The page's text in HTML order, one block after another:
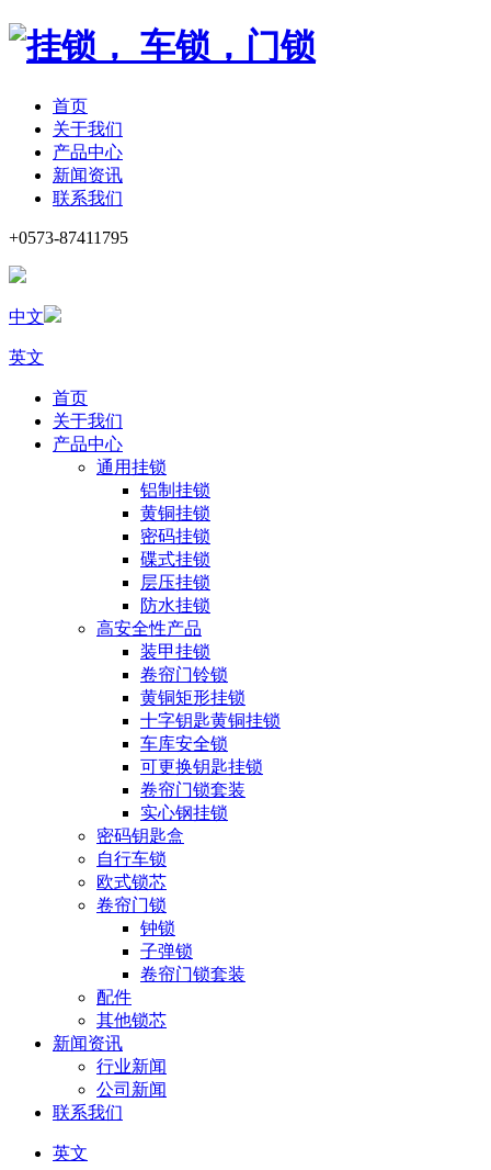
首页
关于我们
产品中心
新闻资讯
联系我们
+0573-87411795
中文
英文
首页
关于我们
产品中心
通用挂锁
铝制挂锁
黄铜挂锁
密码挂锁
碟式挂锁
层压挂锁
防水挂锁
高安全性产品
装甲挂锁
卷帘门铃锁
黄铜矩形挂锁
十字钥匙黄铜挂锁
车库安全锁
可更换钥匙挂锁
卷帘门锁套装
实心钢挂锁
密码钥匙盒
自行车锁
欧式锁芯
卷帘门锁
钟锁
子弹锁
卷帘门锁套装
配件
其他锁芯
新闻资讯
行业新闻
公司新闻
联系我们
英文